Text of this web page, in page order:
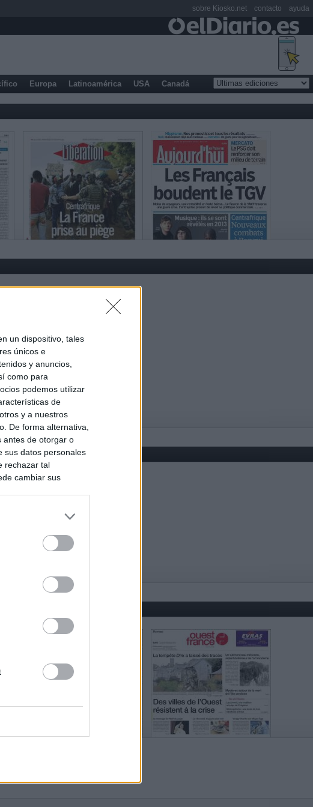
un dispositivo, tales
únicos e
y anuncios,
como para
podemos utilizar
de
y a nuestros
De forma alternativa,
antes de otorgar o
sus datos personales
rechazar tal
cambiar sus
Europa Latinoamérica USA Canadá
sobre Kiosko.net contacto ayuda